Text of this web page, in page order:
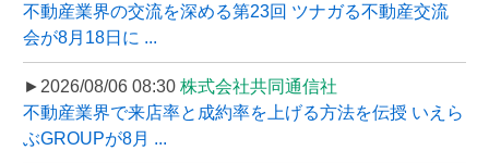
不動産業界の交流を深める第23回 ツナガる不動産交流
会が8月18日に ...
►2026/08/06 08:30 株式会社共同通信社
不動産業界で来店率と成約率を上げる方法を伝授 いえら
ぶGROUPが8月 ...